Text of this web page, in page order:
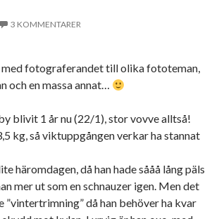
3 KOMMENTARER
med fotograferandet till olika fototeman,
och en massa annat…
blivit 1 år nu (22/1), stor vovve alltså!
kg, så viktuppgången verkar ha stannat
häromdagen, då han hade sååå lång päls
mer ut som en schnauzer igen. Men det
”vintertrimning” då han behöver ha kvar